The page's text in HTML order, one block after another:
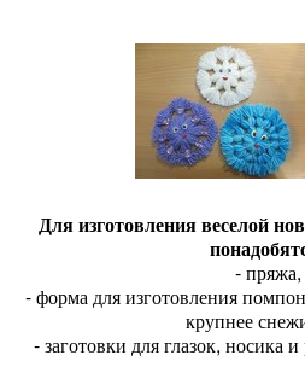
Для изготовления веселой
- пряжа,
- форма для изготовления
крупнее
- заготовки для глазок, носика